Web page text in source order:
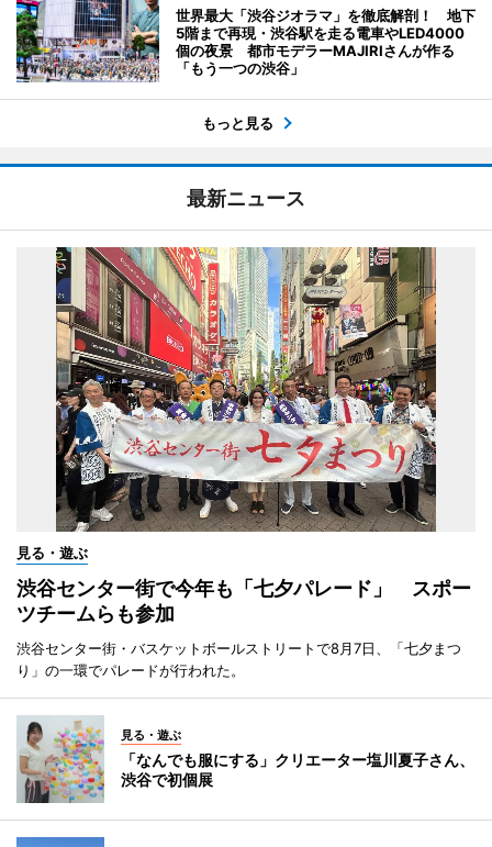
世界最大「渋谷ジオラマ」を徹底解剖！ 地下
5階まで再現・渋谷駅を走る電車やLED4000
個の夜景 都市モデラーMAJIRIさんが作る
「もう一つの渋谷」
もっと見る
最新ニュース
見る・遊ぶ
渋谷センター街で今年も「七夕パレード」 スポー
ツチームらも参加
渋谷センター街・バスケットボールストリートで8月7日、「七夕まつ
り」の一環でパレードが行われた。
見る・遊ぶ
「なんでも服にする」クリエーター塩川夏子さん、
渋谷で初個展